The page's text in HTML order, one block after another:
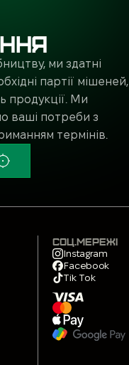
ми здатні
партії мішеней,
продукції. Ми
ваші потреби з
термінів.
СОЦ.МЕРЕЖІ
Instagram
Facebook
Tik Tok